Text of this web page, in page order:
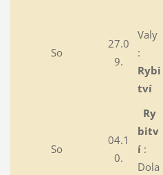
So
27.0
9.
Valy
:
Rybi
tví
So
04.1
0.
Ry
bitv
í :
Dola